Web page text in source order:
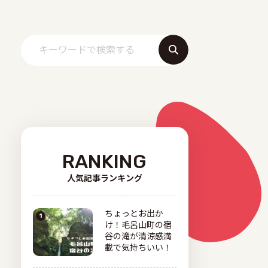
RANKING
人気記事ランキング
ちょっとお出か
け！毛呂山町の宿
谷の滝が清涼感満
載で気持ちいい！